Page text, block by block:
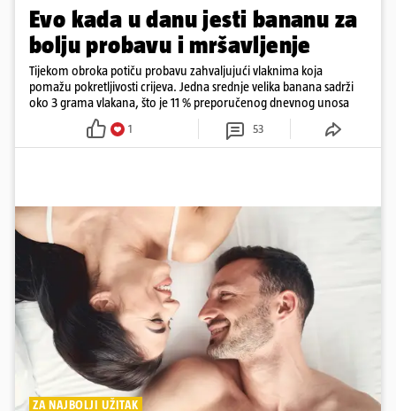
Evo kada u danu jesti bananu za
bolju probavu i mršavljenje
Tijekom obroka potiču probavu zahvaljujući vlaknima koja
pomažu pokretljivosti crijeva. Jedna srednje velika banana sadrži
oko 3 grama vlakana, što je 11 % preporučenog dnevnog unosa
1 53
ZA NAJBOLJI UŽITAK